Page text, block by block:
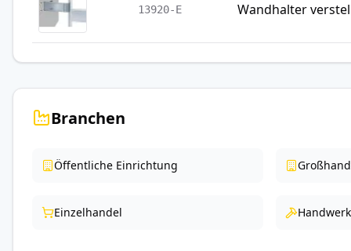
13920-E Wandhalter
Branchen
Öffentliche Einrichtung
Einzelhandel Handwerk